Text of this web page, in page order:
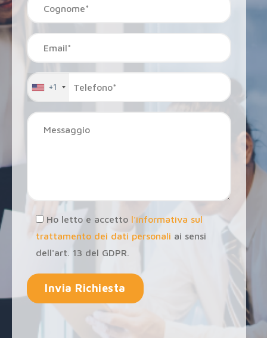
+1
Ho letto e accetto l'informativa sul
trattamento dei dati personali ai sensi
dell'art. 13 del GDPR.